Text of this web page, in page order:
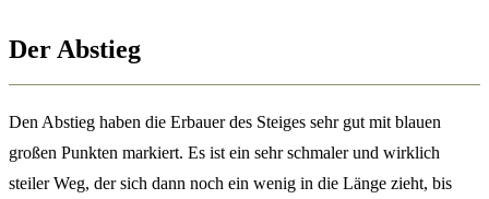
Der Abstieg
Den Abstieg haben die Erbauer des Steiges sehr gut mit blauen
großen Punkten markiert. Es ist ein sehr schmaler und wirklich
steiler Weg, der sich dann noch ein wenig in die Länge zieht, bis